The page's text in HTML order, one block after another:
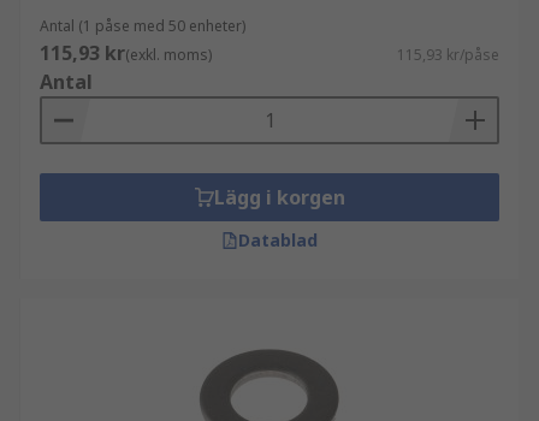
Antal (1 påse med 50 enheter)
115,93 kr(exkl. moms) 115,93 kr/påse
Antal
Lägg i korgen
Datablad